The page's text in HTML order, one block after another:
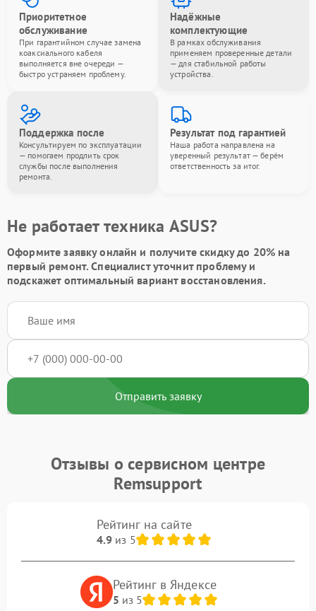
Приоритетное
обслуживание
При гарантийном случае замена
коаксиального кабеля
выполняется вне очереди —
быстро устраняем проблему.
Надёжные
комплектующие
В рамках обслуживания
применяем проверенные детали
— для стабильной работы
устройства.
Поддержка после
Консультируем по эксплуатации
— помогаем продлить срок
службы после выполнения
ремонта.
Результат под гарантией
Наша работа направлена на
уверенный результат — берём
ответственность за итог.
Не работает техника ASUS?
Оформите заявку онлайн и получитескидку до 20% на
первый ремонт. Специалист уточнит проблему и
подскажет оптимальный вариант восстановления.
Отправить заявку
Отзывы о сервисном центре
Remsupport
Рейтинг на сайте
4.9из 5
Рейтинг в Яндексе
5 из 5